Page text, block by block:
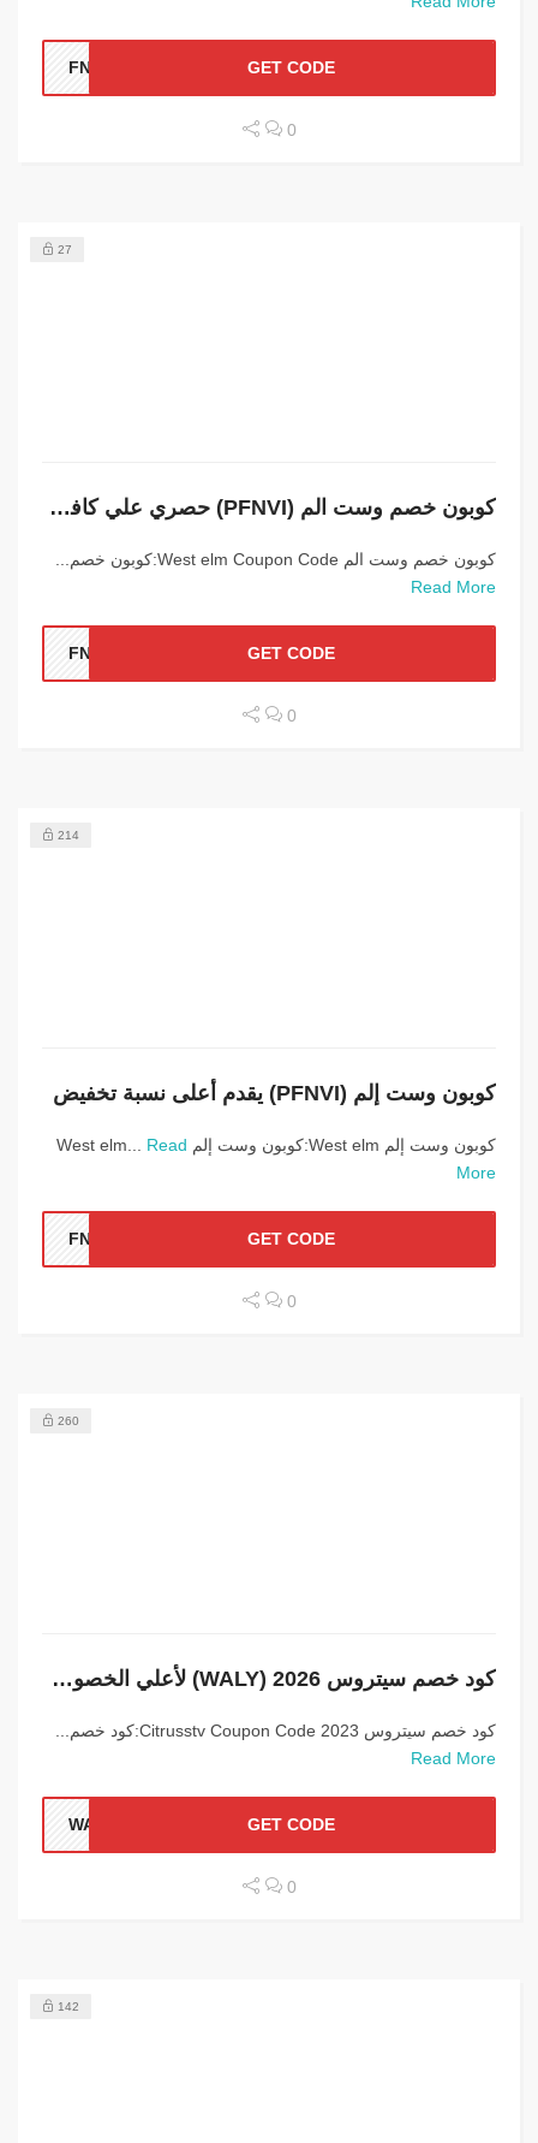
GET CODE
0
27
كوبون خصم وست الم (PFNVI) حصري علي كافة المنتجات
كوبون خصم وست الم West elm Coupon Code:كوبون خصم...
Read More
GET CODE
0
214
كوبون وست إلم (PFNVI) يقدم أعلى نسبة تخفيض
كوبون وست إلم West elm:كوبون وست إلم West elm...
Read
More
GET CODE
0
260
كود خصم سيتروس 2026 (WALY) لأعلي الخصومات
كود خصم سيتروس 2023 Citrusstv Coupon Code:كود خصم...
Read More
GET CODE
0
142